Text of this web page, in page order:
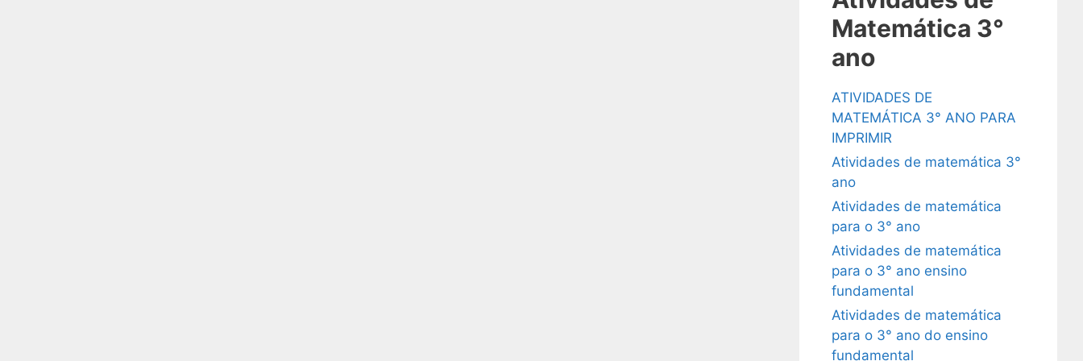
Matemática 3°
ano
ATIVIDADES DE
MATEMÁTICA 3° ANO PARA
IMPRIMIR
Atividades de matemática 3°
ano
Atividades de matemática
para o 3° ano
Atividades de matemática
para o 3° ano ensino
fundamental
Atividades de matemática
para o 3° ano do ensino
fundamental